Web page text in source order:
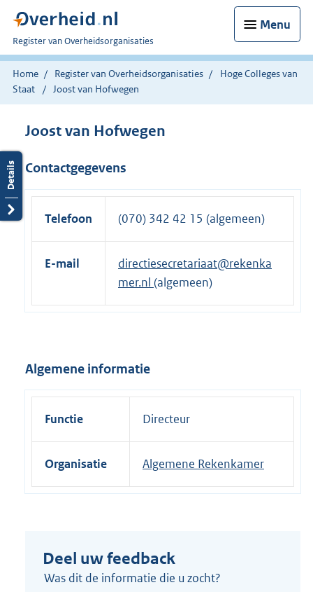
Menu
U
bent
nu
hier:
Register van Overheidsorganisaties
Home Register van Overheidsorganisaties
Hoge Colleges van
Staat
Joost van Hofwegen
Joost van Hofwegen
Contactgegevens
Telefoon (070) 342 42 15 (algemeen)
E-mail
directiesecretariaat@rekenka
mer.nl (algemeen)
Algemene informatie
Functie Directeur
Organisatie Algemene Rekenkamer
Deel uw feedback
Was dit de informatie die u zocht?